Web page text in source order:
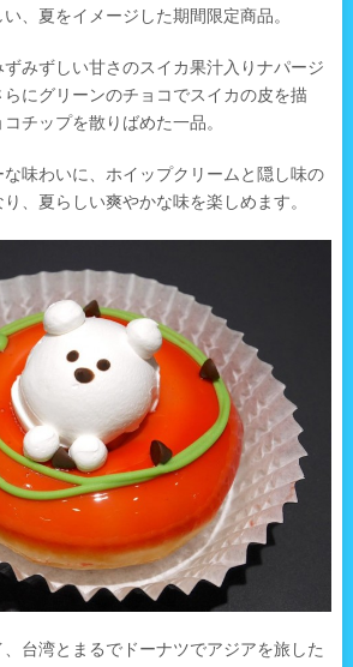
、夏をイメージした期間限定商品。
みずしい甘さのスイカ果汁入りナパージ
にグリーンのチョコでスイカの皮を描
チップを散りばめた一品。
味わいに、ホイップクリームと隠し味の
、夏らしい爽やかな味を楽しめます。
台湾とまるでドーナツでアジアを旅した